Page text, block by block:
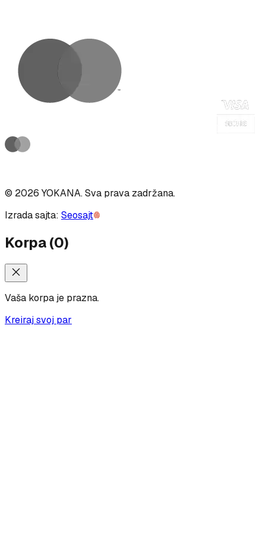
© 2026 YOKANA.Sva prava zadržana.
Izrada sajta: Seosajt
Korpa(0)
Vaša korpa je prazna.
Kreiraj svoj par